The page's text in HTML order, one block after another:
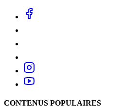
CONTENUS POPULAIRES